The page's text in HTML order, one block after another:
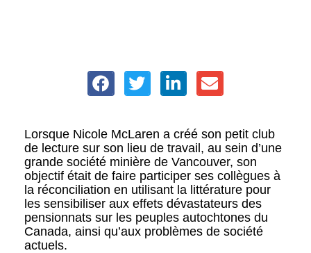
Lorsque Nicole McLaren a créé son petit club
de lecture sur son lieu de travail, au sein d’une
grande société minière de Vancouver, son
objectif était de faire participer ses collègues à
la réconciliation en utilisant la littérature pour
les sensibiliser aux effets dévastateurs des
pensionnats sur les peuples autochtones du
Canada, ainsi qu’aux problèmes de société
actuels.